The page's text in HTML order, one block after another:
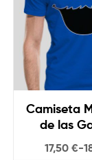
Camiseta
de las
17,50 €-